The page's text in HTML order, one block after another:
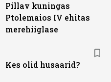
Pillav kuningas
Ptolemaios IV ehitas
merehiiglase
Kes olid husaarid?